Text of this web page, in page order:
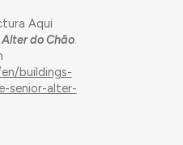
Aqui
do Chão.
buildings-
senior-alter-